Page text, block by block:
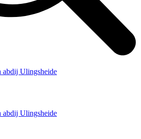
abdij Ulingsheide
abdij Ulingsheide